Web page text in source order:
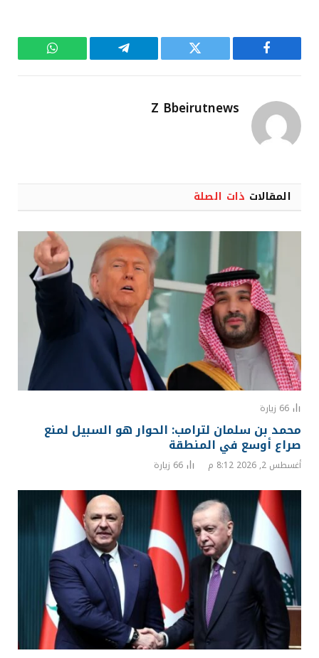
فيسبوك تويتر تيلقرام واتساب
Z Bbeirutnews
المقالات ذات الصلة
66 زيارة
محمد بن سلمان لترامب: الحوار هو السبيل لمنع
صراع أوسع في المنطقة
أغسطس 2, 2026 8:12 م 66 زيارة